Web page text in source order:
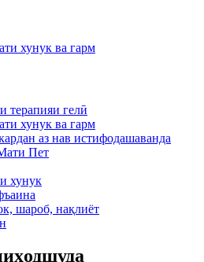
хунук ва гарм
терапияи гелӣ
хунук ва гарм
аз нав истифодашаванда
Пет
хунук
шароб, нақлиёт